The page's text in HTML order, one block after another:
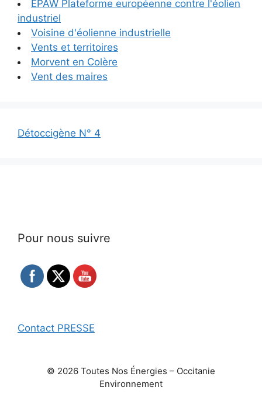
EPAW Plateforme européenne contre l'éolien
industriel
Voisine d'éolienne industrielle
Vents et territoires
Morvent en Colère
Vent des maires
Détoccigène N° 4
Pour nous suivre
Contact PRESSE
© 2026 Toutes Nos Énergies – Occitanie
Environnement